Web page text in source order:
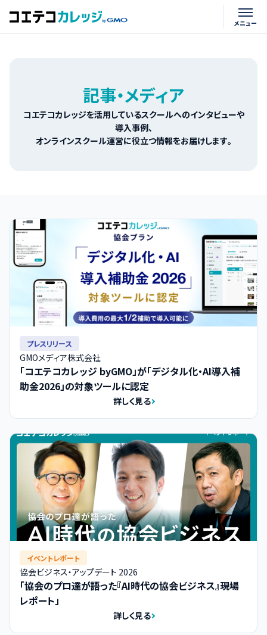
記事・メディア
コエテコカレッジを活用しているスクールへのインタビューや
導入事例、
オンラインスクール運営に役立つ情報をお届けします。
プレスリリース
GMOメディア株式会社
「コエテコカレッジ byGMO」が「デジタル化・AI導入補
助金2026」の対象ツールに認定
詳しく見る
イベントレポート
協会ビジネス・アップデート 2026
「協会のプロ達が語った『AI時代の協会ビジネス』――現場
レポート」
詳しく見る